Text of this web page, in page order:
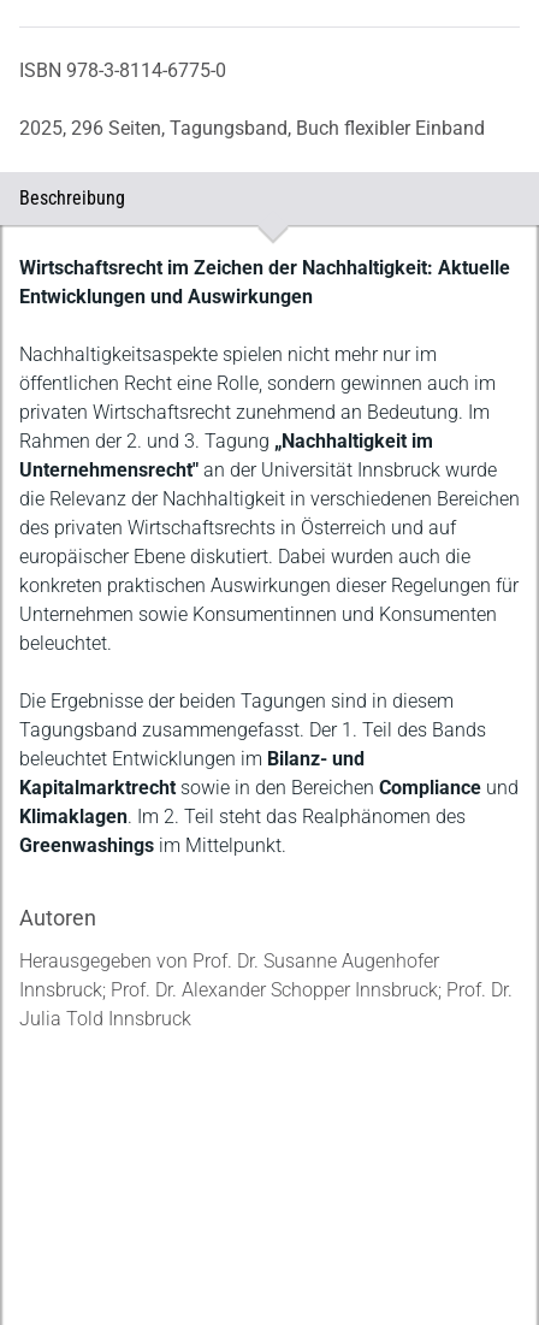
ISBN 978-3-8114-6775-0
2025, 296 Seiten, Tagungsband, Buch flexibler Einband
Beschreibung
Beschreibung
Wirtschaftsrecht im Zeichen der Nachhaltigkeit: Aktuelle
Entwicklungen und Auswirkungen
Nachhaltigkeitsaspekte spielen nicht mehr nur im
öffentlichen Recht eine Rolle, sondern gewinnen auch im
privaten Wirtschaftsrecht zunehmend an Bedeutung. Im
Rahmen der 2. und 3. Tagung „Nachhaltigkeit im
Unternehmensrecht" an der Universität Innsbruck wurde
die Relevanz der Nachhaltigkeit in verschiedenen Bereichen
des privaten Wirtschaftsrechts in Österreich und auf
europäischer Ebene diskutiert. Dabei wurden auch die
konkreten praktischen Auswirkungen dieser Regelungen für
Unternehmen sowie Konsumentinnen und Konsumenten
beleuchtet.
Die Ergebnisse der beiden Tagungen sind in diesem
Tagungsband zusammengefasst. Der 1. Teil des Bands
beleuchtet Entwicklungen im Bilanz- und
Kapitalmarktrecht sowie in den Bereichen Compliance und
Klimaklagen. Im 2. Teil steht das Realphänomen des
Greenwashings im Mittelpunkt.
Autoren
Herausgegeben von Prof. Dr. Susanne Augenhofer
Innsbruck; Prof. Dr. Alexander Schopper Innsbruck; Prof. Dr.
Julia Told Innsbruck